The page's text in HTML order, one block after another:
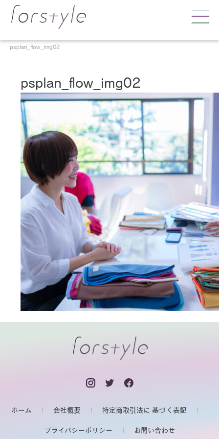
psplan_flow_img02
psplan_flow_img02
ホーム 会社概要 特定商取引法に 基づく表記
プライバシーポリシー お問い合わせ